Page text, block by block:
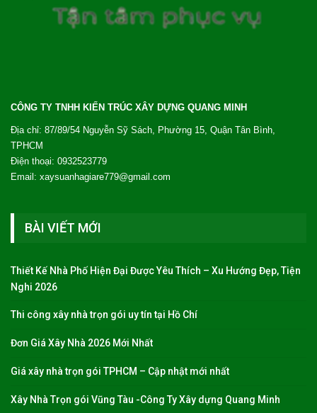
CÔNG TY TNHH KIẾN TRÚC XÂY DỰNG QUANG MINH
Địa chỉ: 87/89/54 Nguyễn Sỹ Sách, Phường 15, Quận Tân Bình,
TPHCM
Điện thoại: 0932523779
Email: xaysuanhagiare779@gmail.com
BÀI VIẾT MỚI
Thiết Kế Nhà Phố Hiện Đại Được Yêu Thích – Xu Hướng Đẹp, Tiện
Nghi 2026
Thi công xây nhà trọn gói uy tín tại Hồ Chí
Đơn Giá Xây Nhà 2026 Mới Nhất
Giá xây nhà trọn gói TPHCM – Cập nhật mới nhất
Xây Nhà Trọn gói Vũng Tàu -Công Ty Xây dựng Quang Minh